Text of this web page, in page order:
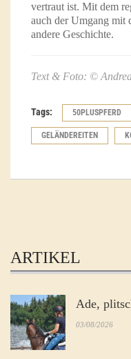
vertraut ist. Mit dem
auch der Umgang mit
andere Geschichte.
Text & Foto: ©
Tags: 50PLUSPFERD
GELÄNDEREITEN
ARTIKEL
Ade,
03/08/2026